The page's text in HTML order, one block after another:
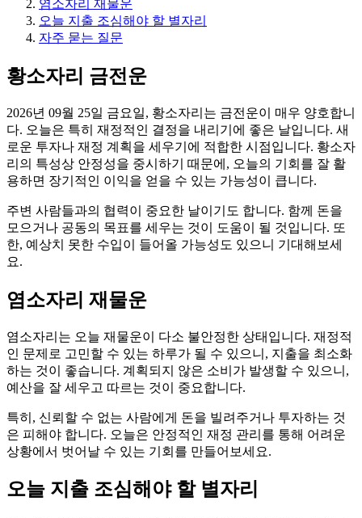
염소자리 재물운
오늘 지출 조심해야 할 별자리
자주 묻는 질문
황소자리 금전운
2026년 09월 25일 금요일, 황소자리는 금전운이 매우 양호합니
다. 오늘은 특히 재정적인 결정을 내리기에 좋은 날입니다. 새
로운 투자나 재정 계획을 세우기에 적합한 시점입니다. 황소자
리의 특성상 안정성을 중시하기 때문에, 오늘의 기회를 잘 활
용하면 장기적인 이익을 얻을 수 있는 가능성이 큽니다.
주변 사람들과의 협력이 중요한 날이기도 합니다. 함께 돈을
모으거나 공동의 목표를 세우는 것이 도움이 될 것입니다. 또
한, 예상치 못한 수입이 들어올 가능성도 있으니 기대해보세
요.
염소자리 재물운
염소자리는 오늘 재물운이 다소 불안정한 상태입니다. 재정적
인 문제로 고민할 수 있는 하루가 될 수 있으니, 지출을 최소화
하는 것이 좋습니다. 계획되지 않은 소비가 발생할 수 있으니,
예산을 잘 세우고 따르는 것이 중요합니다.
특히, 신뢰할 수 없는 사람에게 돈을 빌려주거나 투자하는 것
은 피해야 합니다. 오늘은 안정적인 재정 관리를 통해 어려운
상황에서 벗어날 수 있는 기회를 만들어보세요.
오늘 지출 조심해야 할 별자리